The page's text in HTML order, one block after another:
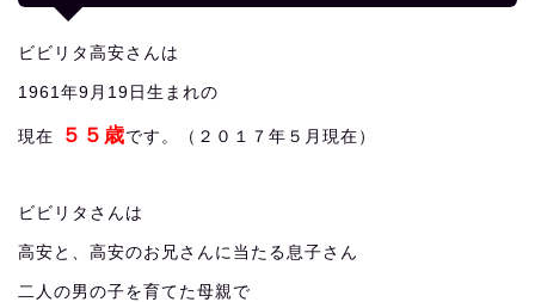
ビビリタ高安さんは
1961年9月19日生まれの
現在 ５５歳です。（２０１７年５月現在）
ビビリタさんは
高安と、高安のお兄さんに当たる息子さん
二人の男の子を育てた母親で